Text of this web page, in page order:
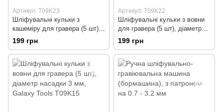
Артикул: T09K23
Шліфувальні кульки з
кашеміру для гравера (5 шт),
діаметр насадки 2.35 мм,
Galaxy Tools T09K23
199 грн
Артикул: T09K22
Шліфувальні кульки з вовни
для гравера (5 шт), діаметр
насадки 2.35 мм, Galaxy Tools
T09K22
199 грн